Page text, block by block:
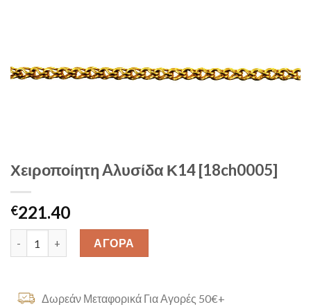
Χειροποίητη Aλυσίδα Κ14 [18ch0005]
€221.40
Χειροποίητη Aλυσίδα Κ14 [18ch0005] quantity
ΑΓΟΡΑ
Δωρεάν Μεταφορικά Για Αγορές 50€+